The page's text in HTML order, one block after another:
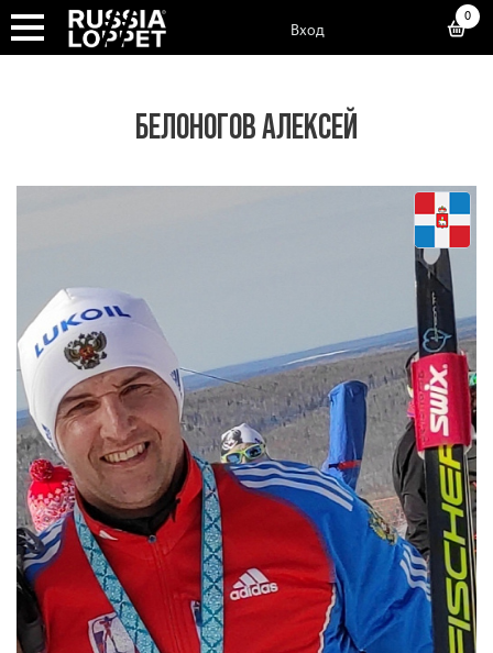
Вход
0
БЕЛОНОГОВ АЛЕКСЕЙ